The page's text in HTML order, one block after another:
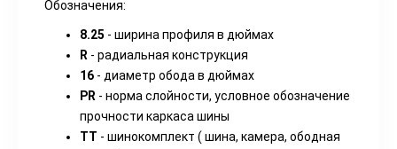
Обозначения:
8.25 - ширина профиля в дюймах
R - радиальная конструкция
16 - диаметр обода в дюймах
PR - норма слойности, условное обозначение
прочности каркаса шины
TT - шинокомплект ( шина, камера, ободная